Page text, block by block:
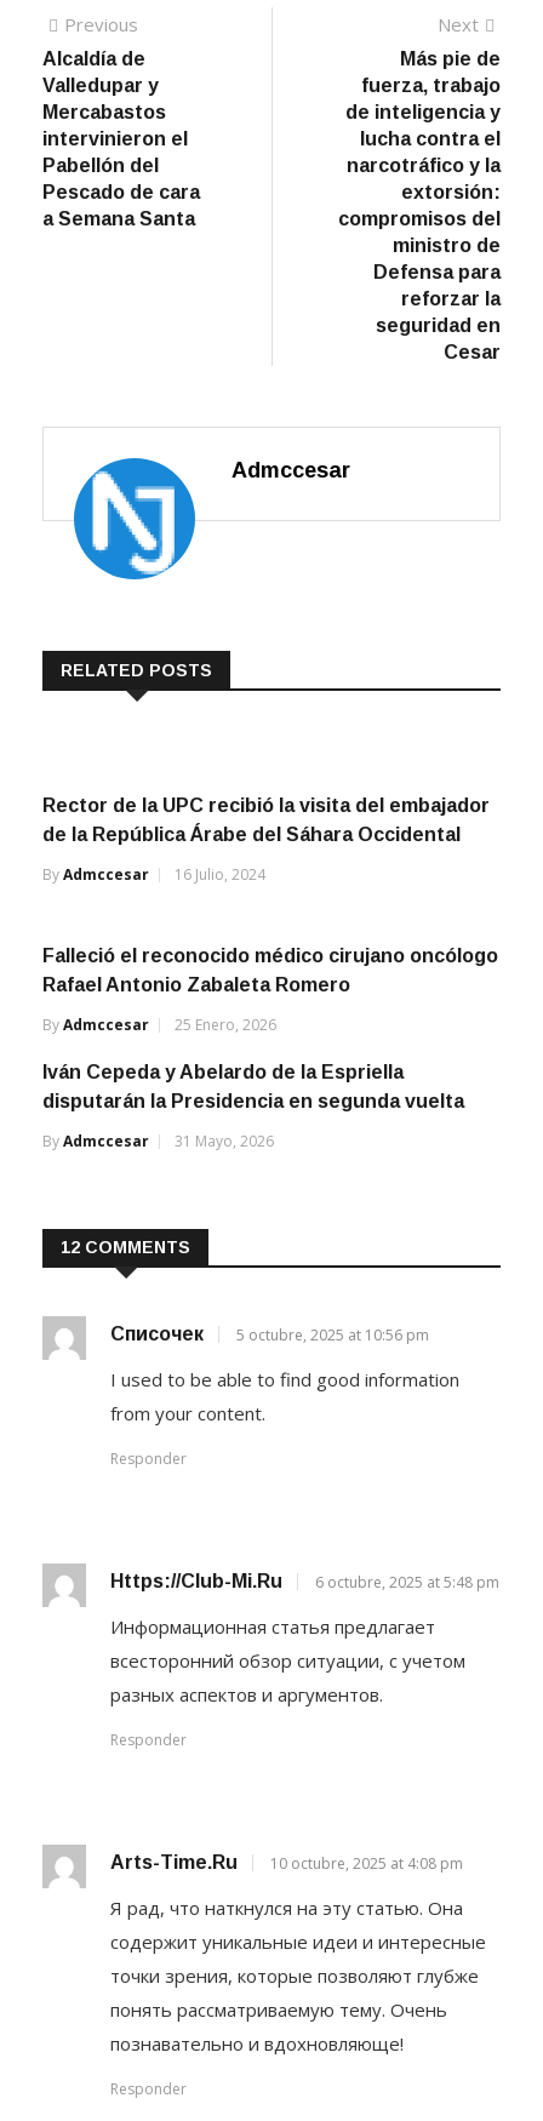
Navegación
de
entradas
Previous
post:
Alcaldía de
Valledupar y
Mercabastos
intervinieron el
Pabellón del
Pescado de cara
a Semana Santa
Next
Más pie de
fuerza, trabajo
de inteligencia y
lucha contra el
narcotráfico y la
extorsión:
compromisos del
ministro de
Defensa para
reforzar la
seguridad en
Cesar
Admccesar
RELATED POSTS
Rector de la UPC recibió la visita del embajador
de la República Árabe del Sáhara Occidental
ByAdmccesar 16 Julio, 2024
Falleció el reconocido médico cirujano oncólogo
Rafael Antonio Zabaleta Romero
ByAdmccesar 25 Enero, 2026
Iván Cepeda y Abelardo de la Espriella
disputarán la Presidencia en segunda vuelta
ByAdmccesar 31 Mayo, 2026
12 COMMENTS
Списочек 5 octubre, 2025 at 10:56 pm
I used to be able to find good information
from your content.
Responder
Https://club-Mi.ru 6 octubre, 2025 at 5:48 pm
Информационная статья предлагает
всесторонний обзор ситуации, с учетом
разных аспектов и аргументов.
Responder
Arts-Time.ru 10 octubre, 2025 at 4:08 pm
Я рад, что наткнулся на эту статью. Она
содержит уникальные идеи и интересные
точки зрения, которые позволяют глубже
понять рассматриваемую тему. Очень
познавательно и вдохновляюще!
Responder